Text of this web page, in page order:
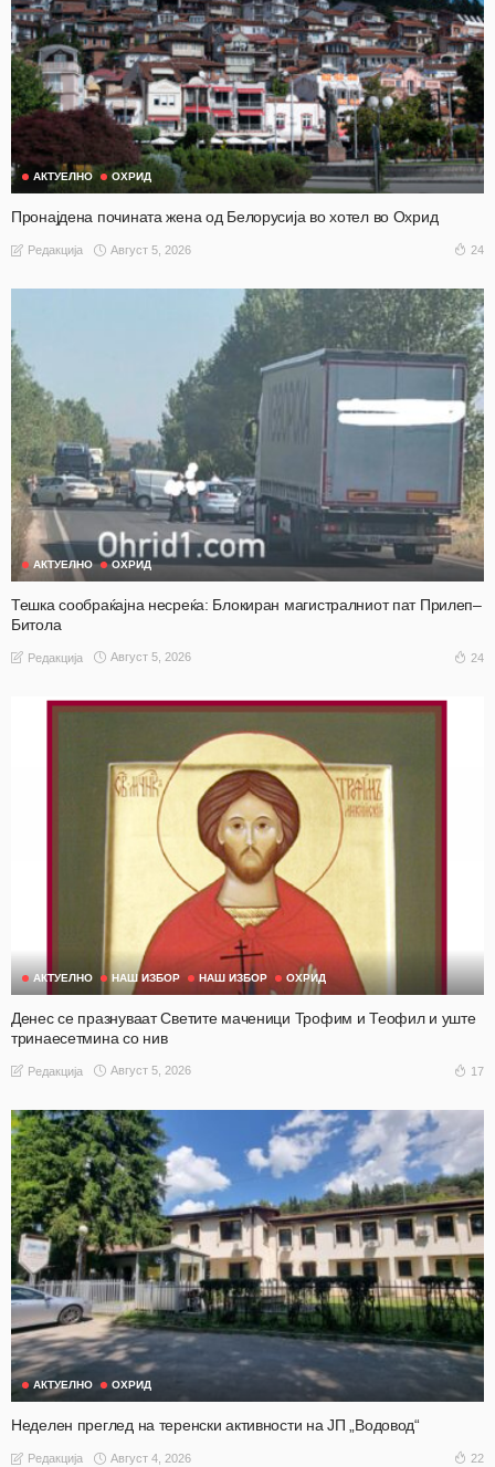
АКТУЕЛНО ОХРИД
Пронајдена почината жена од Белорусија во хотел во Охрид
Редакција Август 5, 2026 24
АКТУЕЛНО ОХРИД
Тешка сообраќајна несреќа: Блокиран магистралниот пат Прилеп–
Битола
Редакција Август 5, 2026 24
АКТУЕЛНО НАШ ИЗБОР НАШ ИЗБОР ОХРИД
Денес се празнуваат Светите маченици Трофим и Теофил и уште
тринаесетмина со нив
Редакција Август 5, 2026 17
АКТУЕЛНО ОХРИД
Неделен преглед на теренски активности на ЈП „Водовод“
Редакција Август 4, 2026 22